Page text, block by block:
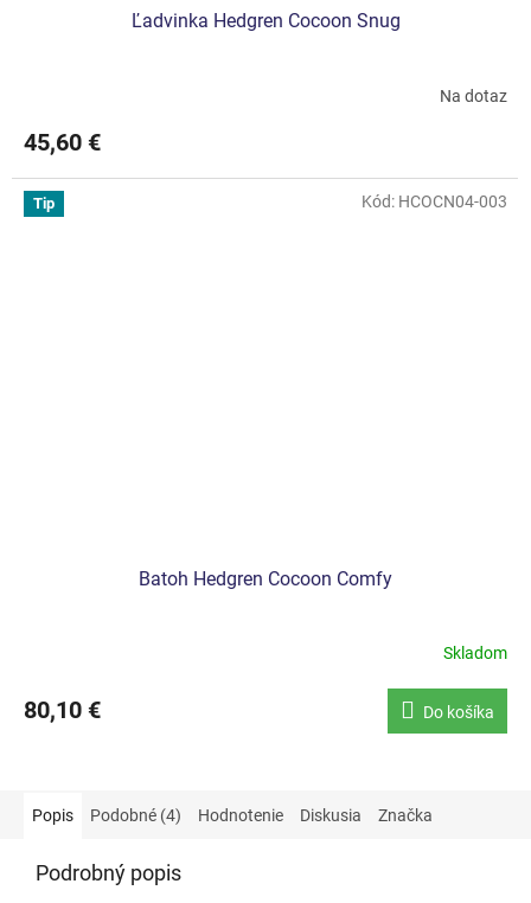
Ľadvinka Hedgren Cocoon Snug
Na dotaz
45,60 €
Tip
Batoh Hedgren Cocoon Comfy
Skladom
80,10 € Do košíka
Kód: HCOCN04-003
Popis Podobné (4) Hodnotenie Diskusia Značka
Podrobný popis